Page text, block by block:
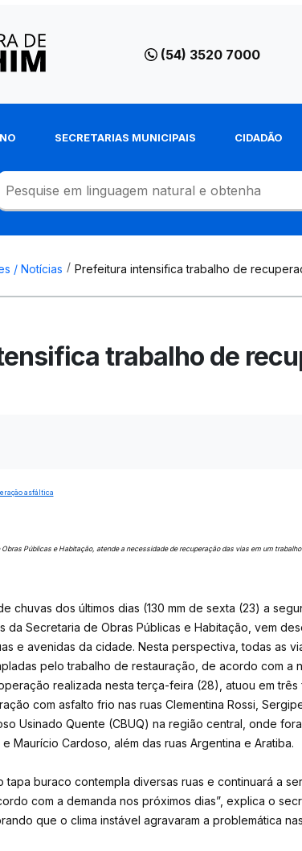
(54) 3520 7000
SECRETARIAS MUNICIPAIS CIDADÃO
/ Notícias Prefeitura intensifica trabalho de
trabalho de
Públicas e Habitação, atende a necessidade de recuperação das vias em um
chuvas dos últimos dias (130 mm de sexta (23) a
da Secretaria de Obras Públicas e Habitação, vem
e avenidas da cidade. Nesta perspectiva, todas as
pelo trabalho de restauração, de acordo com a
realizada nesta terça-feira (28), atuou em
com asfalto frio nas ruas Clementina Rossi,
Usinado Quente (CBUQ) na região central, onde
Maurício Cardoso, além das ruas Argentina e Aratiba.
tapa buraco contempla diversas ruas e continuará a
com a demanda nos próximos dias”, explica o
que o clima instável agravaram a problemática